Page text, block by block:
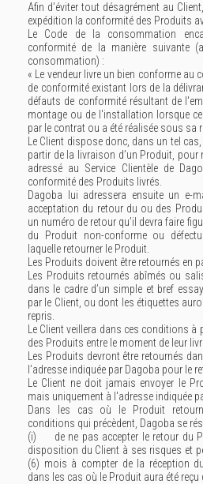
Afin d’éviter tout désagrément au
expédition la conformité des Produits
Le Code de la consommation
conformité de la manière suivante
consommation) :
« Le vendeur livre un bien conforme au
de conformité existant lors de la
défauts de conformité résultant de
montage ou de l'installation lorsque
par le contrat ou a été réalisée sous sa
Le Client dispose donc, dans un tel
partir de la livraison d’un Produit, pour
adressé au Service Clientèle de
conformité des Produits livrés.
Dagoba lui adressera ensuite un e-
acceptation du retour du ou des
un numéro de retour qu’il devra faire
du Produit non-conforme ou
laquelle retourner le Produit.
Les Produits doivent être retournés en
Les Produits retournés abîmés ou
dans le cadre d’un simple et bref
par le Client, ou dont les étiquettes
repris.
Le Client veillera dans ces conditions
des Produits entre le moment de leur
Les Produits devront être retournés
l’adresse indiquée par Dagoba pour le
Le Client ne doit jamais envoyer le
mais uniquement à l'adresse indiquée
Dans les cas où le Produit
conditions qui précèdent, Dagoba se
(i) de ne pas accepter le retour du
disposition du Client à ses risques et
(6) mois à compter de la réception
dans les cas où le Produit aura été reçu